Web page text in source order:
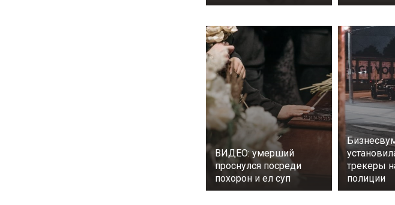
ВИДЕО: умерший
проснулся посреди
похорон и ел суп
трекеры
полиции